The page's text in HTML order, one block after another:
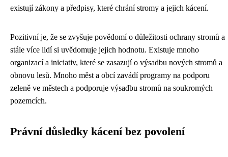
existují zákony a předpisy, které chrání stromy a jejich kácení.
Pozitivní je, že se zvyšuje povědomí o důležitosti ochrany stromů a
stále více lidí si uvědomuje jejich hodnotu. Existuje mnoho
organizací a iniciativ, které se zasazují o výsadbu nových stromů a
obnovu lesů. Mnoho měst a obcí zavádí programy na podporu
zeleně ve městech a podporuje výsadbu stromů na soukromých
pozemcích.
Právní důsledky kácení bez povolení